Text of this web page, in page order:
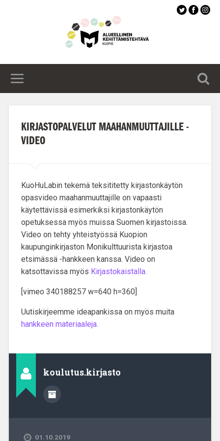
KIRJASTOPALVELUT MAAHANMUUTTAJILLE -
VIDEO
KuoHuLabin tekemä teksititetty kirjastonkäytön
opasvideo maahanmuuttajille on vapaasti
käytettävissä esimerkiksi kirjastonkäytön
opetuksessa myös muissa Suomen kirjastoissa.
Video on tehty yhteistyössä Kuopion
kaupunginkirjaston Monikulttuurista kirjastoa
etsimässä -hankkeen kanssa. Video on
katsottavissa myös Kirjastokaistalla.
[vimeo 340188257 w=640 h=360]
Uutiskirjeemme ideapankissa on myös muita
hankkeen materiaaleja.
koulutus.kirjasto
01.10.2019